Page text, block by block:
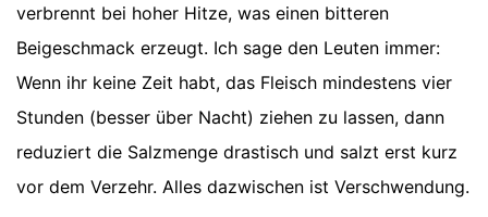
verbrennt bei hoher Hitze, was einen bitteren
Beigeschmack erzeugt. Ich sage den Leuten immer:
Wenn ihr keine Zeit habt, das Fleisch mindestens vier
Stunden (besser über Nacht) ziehen zu lassen, dann
reduziert die Salzmenge drastisch und salzt erst kurz
vor dem Verzehr. Alles dazwischen ist Verschwendung.